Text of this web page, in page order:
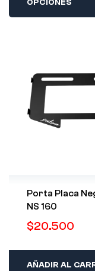
OPCIONES
Porta Placa
NS 160
$20.500
AÑADIR AL